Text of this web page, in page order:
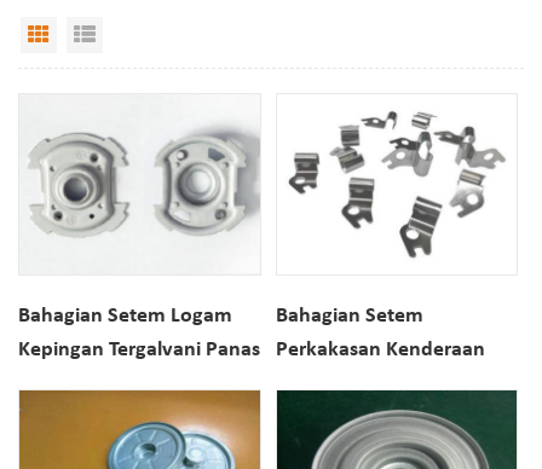
Grid View
Bahagian Setem Logam
Kepingan Tergalvani Panas
Motor Setem Logam
Bahagian Setem
Perkakasan Kenderaan